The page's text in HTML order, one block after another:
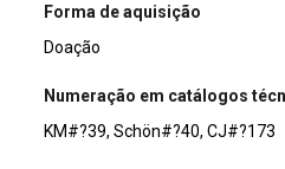
Forma de aquisição
Doação
Numeração em catálogos
KM#?39, Schön#?40, CJ#?173